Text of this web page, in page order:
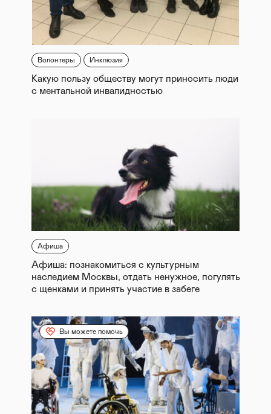
Волонтеры Инклюзия
Какую пользу обществу могут приносить люди
с ментальной инвалидностью
Афиша
Афиша: познакомиться с культурным
наследием Москвы, отдать ненужное, погулять
с щенками и принять участие в забеге
Вы можете помочь